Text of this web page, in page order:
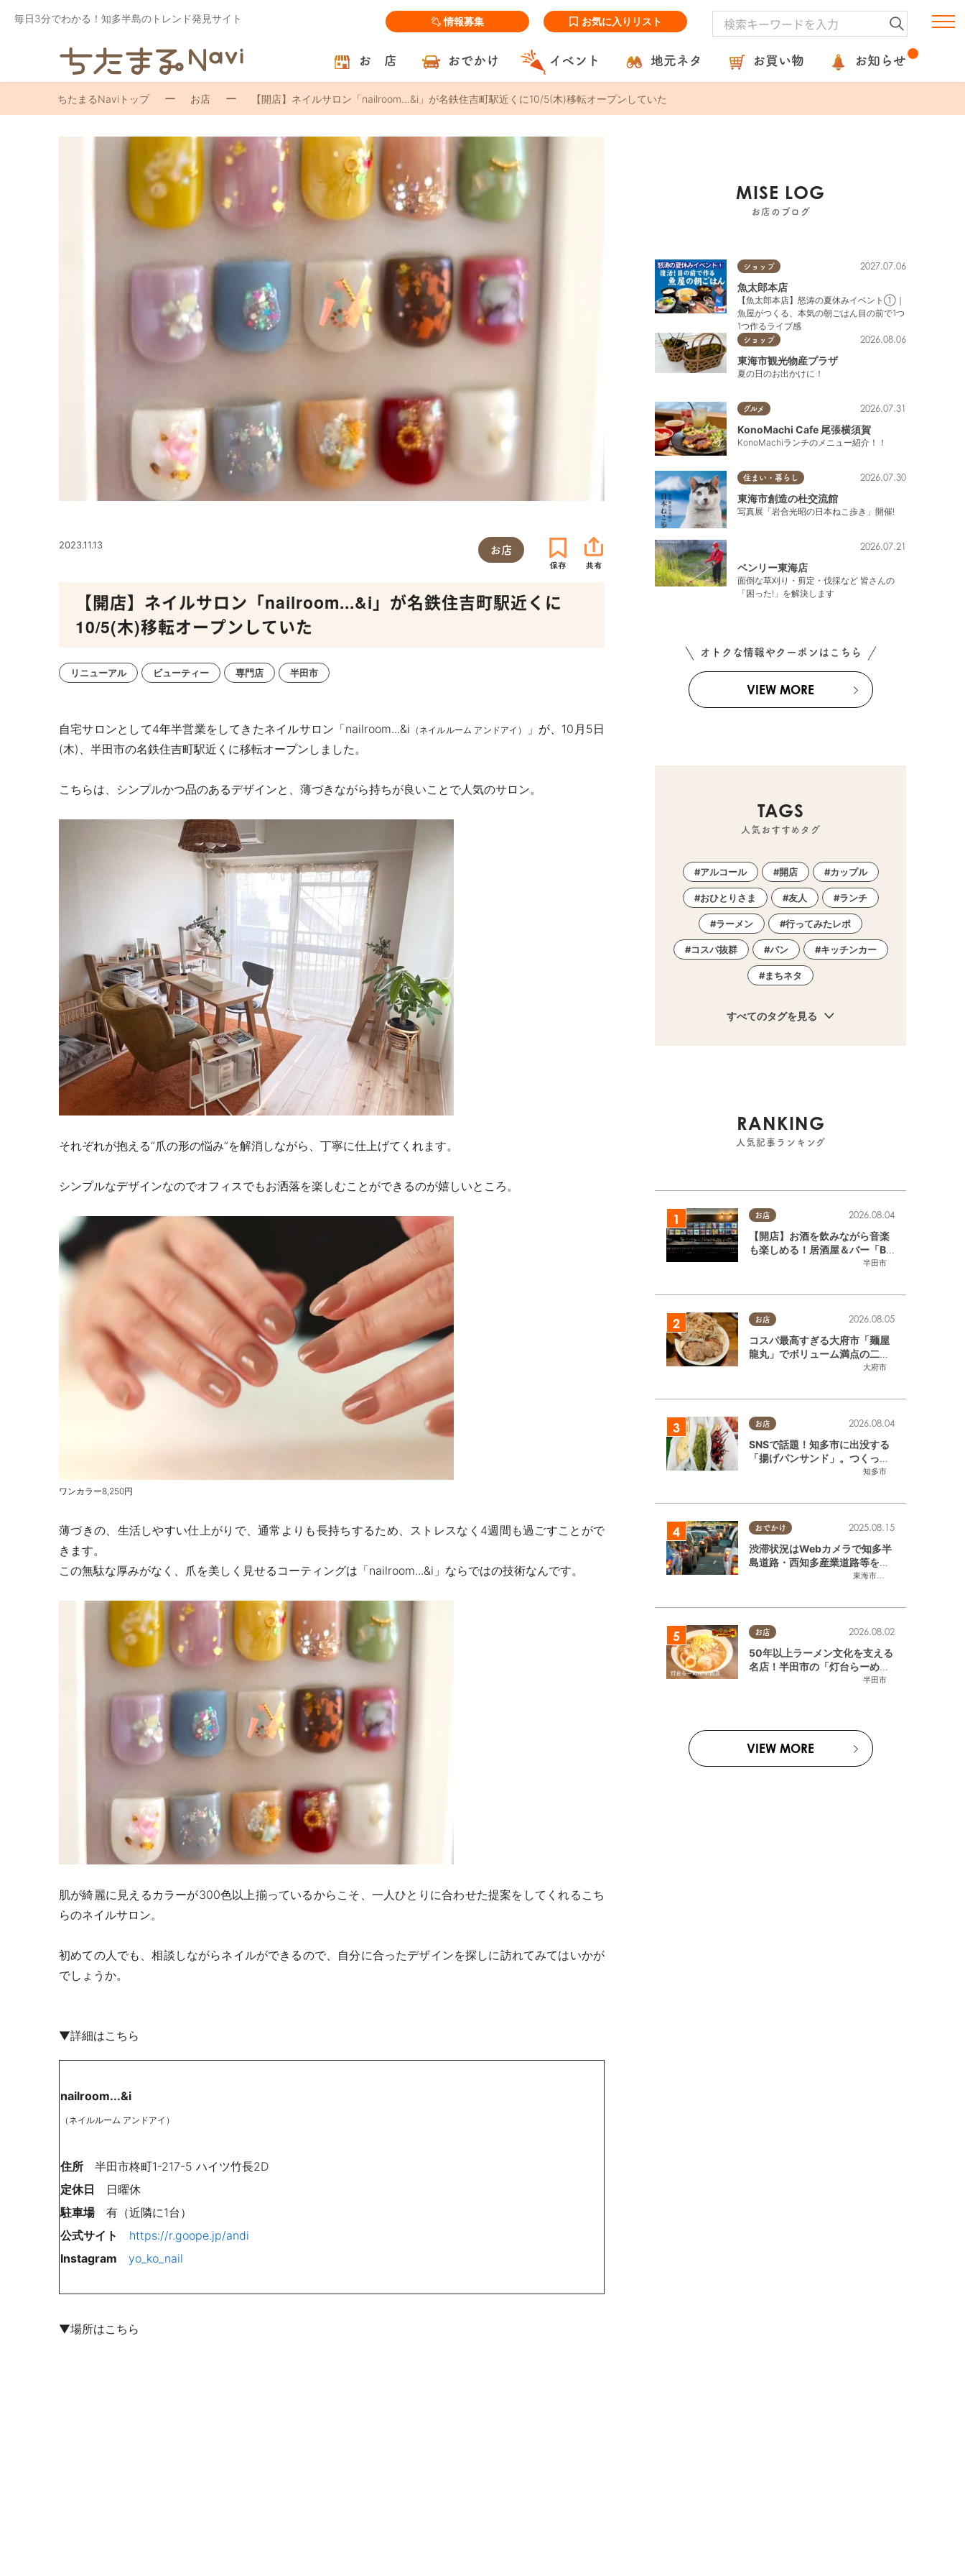
毎日3分でわかる！知多半島のトレンド発見サイト 情報募集 お気に入りリスト
お 店 おでかけ イベント 地元ネタ お買い物 お知らせ
ちたまるNaviトップ お店 【開店】ネイルサロン「nailroom...&i」が名鉄住吉町駅近くに10/5(木)移転オープンしていた
2023.11.13 お店
【開店】ネイルサロン「nailroom...&i」が名鉄住吉町駅近くに
10/5(木)移転オープンしていた
リニューアル ビューティー 専門店 半田市
自宅サロンとして4年半営業をしてきたネイルサロン「nailroom...&i （ネイルルーム アンドアイ） 」が、 10 月 5日
(木)、半田市の名鉄住吉町駅近くに移転オープンしました。
こちらは、シンプルかつ品のあるデザインと、薄づきながら持ちが良いことで人気のサロン。
それぞれが抱える“爪の形の悩み”を解消しながら、丁寧に仕上げてくれます。
シンプルなデザインなのでオフィスでもお洒落を楽しむことができるのが嬉しいところ。
ワンカラー8,250円
薄づきの、生活しやすい仕上がりで、通常よりも長持ちするため、ストレスなく 4週間も過ごすことがで
きます。
この無駄な厚みがなく、爪を美しく見せるコーティングは「nailroom...&i」 ならではの技術なんです。
肌が綺麗に見えるカラーが300色以上揃っているからこそ、一人ひとりに合わせた提案をしてくれるこち
らのネイルサロン。
初めての人でも、相談しながらネイルができるので、自分に合ったデザインを探しに訪れてみてはいかが
でしょうか。
▼詳細はこちら
nailroom...&i
（ネイルルーム アンドアイ）
住所 半田市柊町1-217-5 ハイツ竹長2D
定休日 日曜休
駐車場有（近隣に1台）
公式サイト
https://r.goope.jp/andi
Instagram
yo_ko_nail
▼場所はこちら
MISE LOG
お店のブログ
ショップ 2027.07.06
魚太郎本店
【魚太郎本店】怒涛の夏休みイベント①｜
魚屋がつくる、本気の朝ごはん目の前で1つ
1つ作るライブ感
ショップ 2026.08.06
東海市観光物産プラザ
夏の日のお出かけに！
グルメ 2026.07.31
KonoMachi Cafe 尾張横須賀
KonoMachiランチのメニュー紹介！！
住まい・暮らし 2026.07.30
東海市創造の杜交流館
写真展「岩合光昭の日本ねこ歩き」開催!
2026.07.21
ベンリー東海店
面倒な草刈り・剪定・伐採など 皆さんの
「困った!」を解決します
オトクな情報やクーポンはこちら
VIEW MORE
TAGS
人気おすすめタグ
アルコール 開店 カップル
おひとりさま 友人 ランチ
ラーメン 行ってみたレポ
コスパ抜群 パン キッチンカー
まちネタ
すべてのタグを見る
RANKING
人気記事ランキング
お店
半田市
2026.08.04
【開店】お酒を飲みながら音楽
も楽しめる！居酒屋＆バー「BL
OOMY（ブルーミー）」が7/3
お店
大府市
2026.08.05
コスパ最高すぎる大府市「麺屋
龍丸」でボリューム満点の二郎
系ラーメンを堪能してきた
お店
知多市
2026.08.04
SNSで話題！知多市に出没する
「揚げパンサンド」。つくって
いるのはお祭りお兄さん!?【ち
おでかけ
東海市
,大府市
2025.08.15
渋滞状況はWebカメラで知多半
島道路・西知多産業道路等をチ
お店
半田市
2026.08.02
50年以上ラーメン文化を支える
名店！半田市の「灯台らーめん
半田店」へ【熱血ラーメン伝 8
VIEW MORE